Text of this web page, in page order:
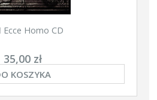
Ecce Homo CD
35,00 zł
KOSZYKA